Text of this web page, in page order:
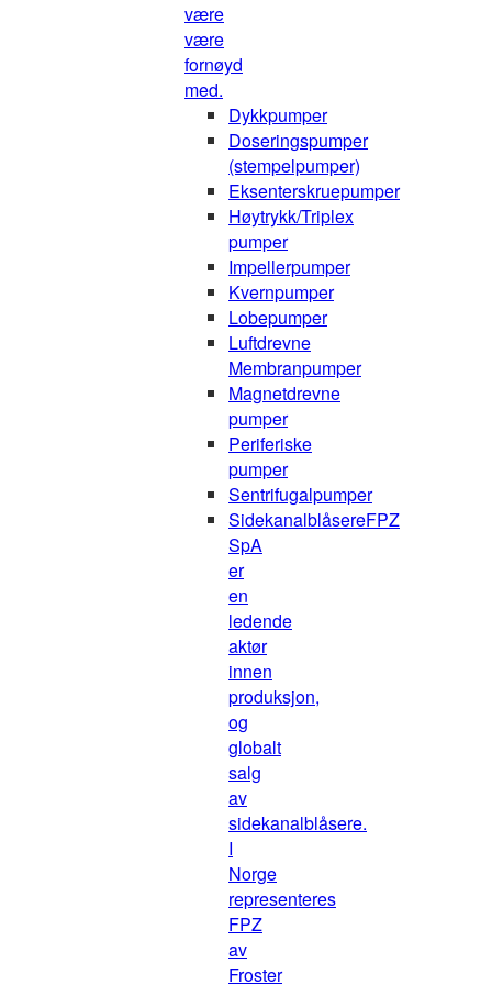
være
være
fornøyd
med.
Dykkpumper
Doseringspumper
(stempelpumper)
Eksenterskruepumper
Høytrykk/Triplex
pumper
Impellerpumper
Kvernpumper
Lobepumper
Luftdrevne
Membranpumper
Magnetdrevne
pumper
Periferiske
pumper
Sentrifugalpumper
SidekanalblåsereFPZ
SpA
er
en
ledende
aktør
innen
produksjon,
og
globalt
salg
av
sidekanalblåsere.
I
Norge
representeres
FPZ
av
Froster